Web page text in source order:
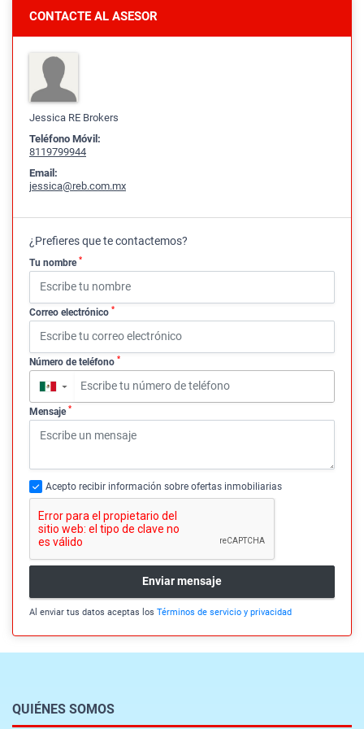
CONTACTE AL ASESOR
Jessica RE Brokers
Teléfono Móvil:
8119799944
Email:
jessica@reb.com.mx
¿Prefieres que te contactemos?
Tu nombre *
Correo electrónico *
Número de teléfono *
▼
Mensaje *
Acepto recibir información sobre ofertas inmobiliarias
Enviar mensaje
Al enviar tus datos aceptas los Términos de servicio y privacidad
QUIÉNES SOMOS